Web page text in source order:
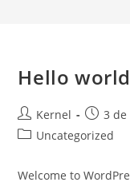
Hello
Kernel
3 de
Uncategorized
Welcome to